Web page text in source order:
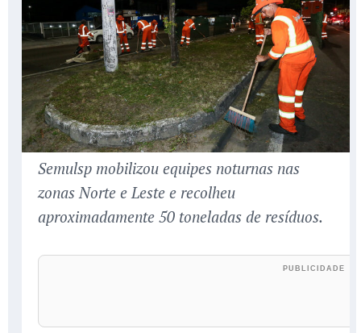
Semulsp mobilizou equipes noturnas nas
zonas Norte e Leste e recolheu
aproximadamente 50 toneladas de resíduos.